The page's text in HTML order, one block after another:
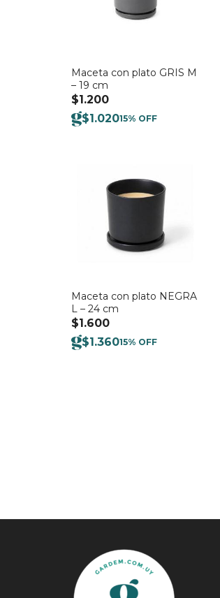
Maceta con plato GRIS M
– 19 cm
$1.200
$1.02015% OFF
Maceta con plato NEGRA
L – 24 cm
$1.600
$1.36015% OFF